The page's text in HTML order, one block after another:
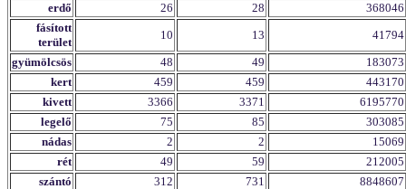
erdő 26 28
368046
fásított
terület
10 13
41794
gyümölcsös
48 49
183073
kert
459 459
443170
kivett
3366 3371
6195770
legelő
75 85
303085
nádas
2 2
15069
rét
49 59
212005
szántó
312 731
8848607